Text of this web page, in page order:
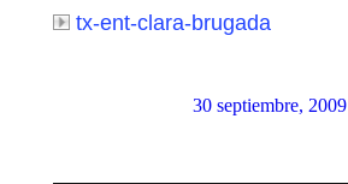
tx-ent-clara-brugada
30 septiembre, 2009